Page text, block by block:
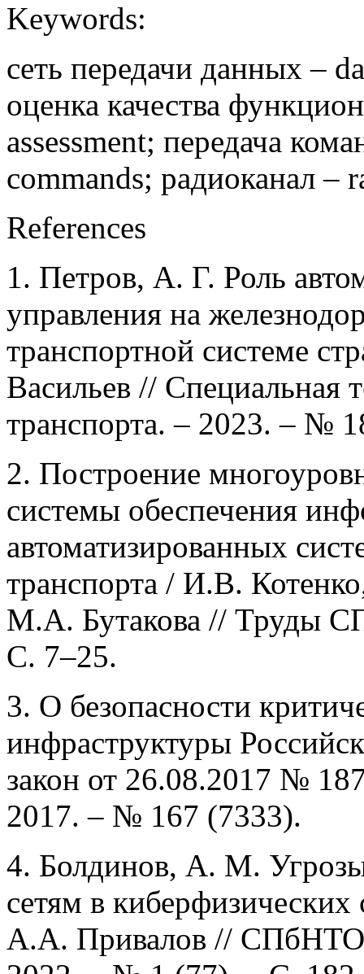
Keywords:
сеть передачи данных –
оценка качества
assessment; передача
commands; радиоканал –
References
1. Петров, А. Г. Роль
управления на
транспортной системе
Васильев // Специальная
транспорта. – 2023. – №
2. Построение
системы обеспечения
автоматизированных
транспорта / И.В.
М.А. Бутакова // Труды
С. 7–25.
3. О безопасности
инфраструктуры
закон от 26.08.2017 №
2017. – № 167 (7333).
4. Болдинов, А. М.
сетям в
А.А. Привалов //